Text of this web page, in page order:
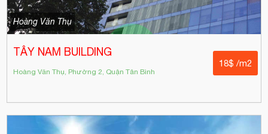
Hoàng Văn Thụ
TÂY NAM BUILDING
Hoàng Văn Thụ, Phường 2, Quận Tân Bình
18$ /m2